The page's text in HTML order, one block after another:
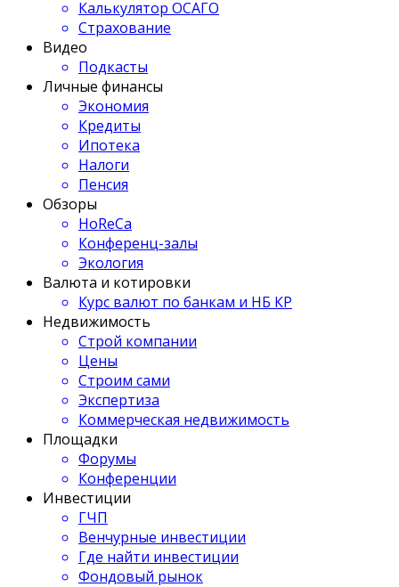
Калькулятор ОСАГО
Страхование
Видео
Подкасты
Личные финансы
Экономия
Кредиты
Ипотека
Налоги
Пенсия
Обзоры
HoReCa
Конференц-залы
Экология
Валюта и котировки
Курс валют по банкам и НБ КР
Недвижимость
Строй компании
Цены
Строим сами
Экспертиза
Коммерческая недвижимость
Площадки
Форумы
Конференции
Инвестиции
ГЧП
Венчурные инвестиции
Где найти инвестиции
Фондовый рынок